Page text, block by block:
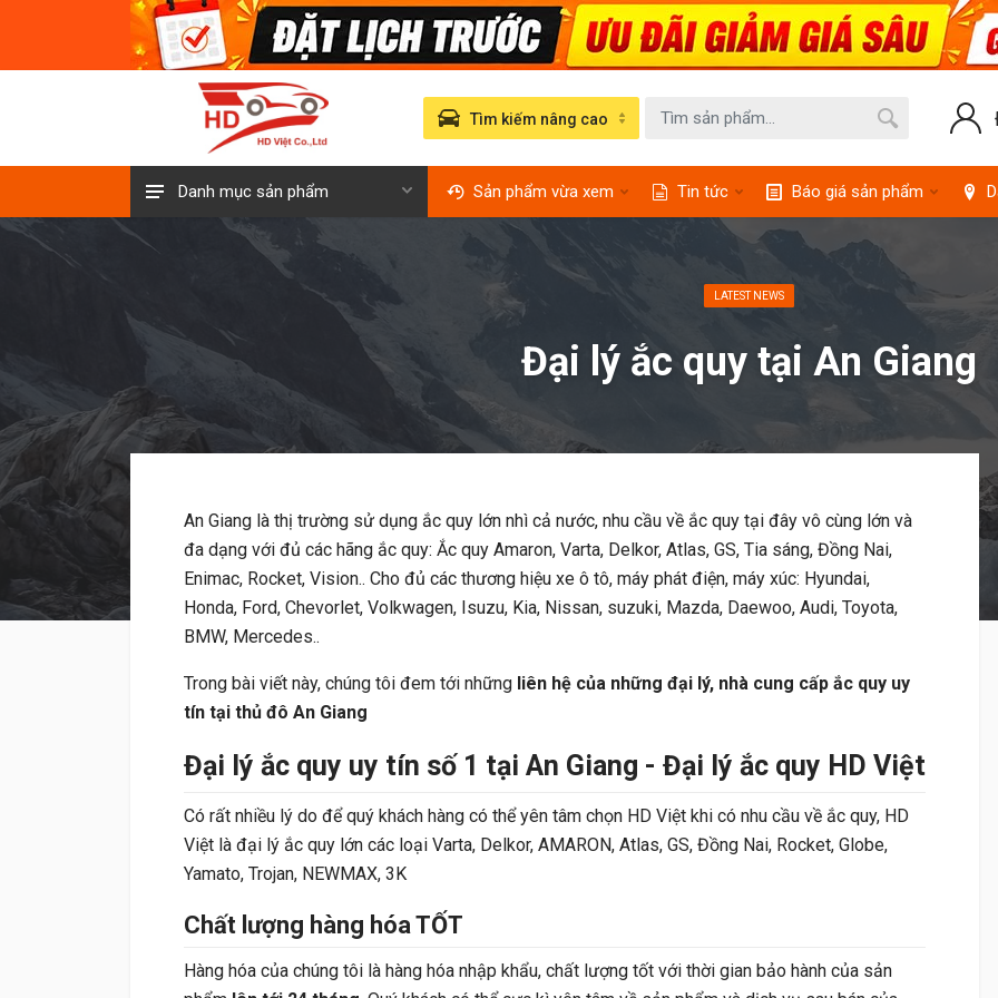
Danh mục sản phẩm Sản phẩm vừa xem Tin tức Báo giá sản phẩm
Tìm kiếm nâng cao
LATEST NEWS
Đại lý ắc quy tại An Giang
An Giang là thị trường sử dụng ắc quy lớn nhì cả nước, nhu cầu về ắc quy tại đây vô cùng lớn và
đa dạng với đủ các hãng ắc quy: Ắc quy Amaron, Varta, Delkor, Atlas, GS, Tia sáng, Đồng Nai,
Enimac, Rocket, Vision.. Cho đủ các thương hiệu xe ô tô, máy phát điện, máy xúc: Hyundai,
Honda, Ford, Chevorlet, Volkwagen, Isuzu, Kia, Nissan, suzuki, Mazda, Daewoo, Audi, Toyota,
BMW, Mercedes..
Trong bài viết này, chúng tôi đem tới những liên hệ của những đại lý, nhà cung cấp ắc quy uy
tín tại thủ đô An Giang
Đại lý ắc quy uy tín số 1 tại An Giang - Đại lý ắc quy HD Việt
Có rất nhiều lý do để quý khách hàng có thể yên tâm chọn HD Việt khi có nhu cầu về ắc quy, HD
Việt là đại lý ắc quy lớn các loại Varta, Delkor, AMARON, Atlas, GS, Đồng Nai, Rocket, Globe,
Yamato, Trojan, NEWMAX, 3K
Chất lượng hàng hóa TỐT
Hàng hóa của chúng tôi là hàng hóa nhập khẩu, chất lượng tốt với thời gian bảo hành của sản